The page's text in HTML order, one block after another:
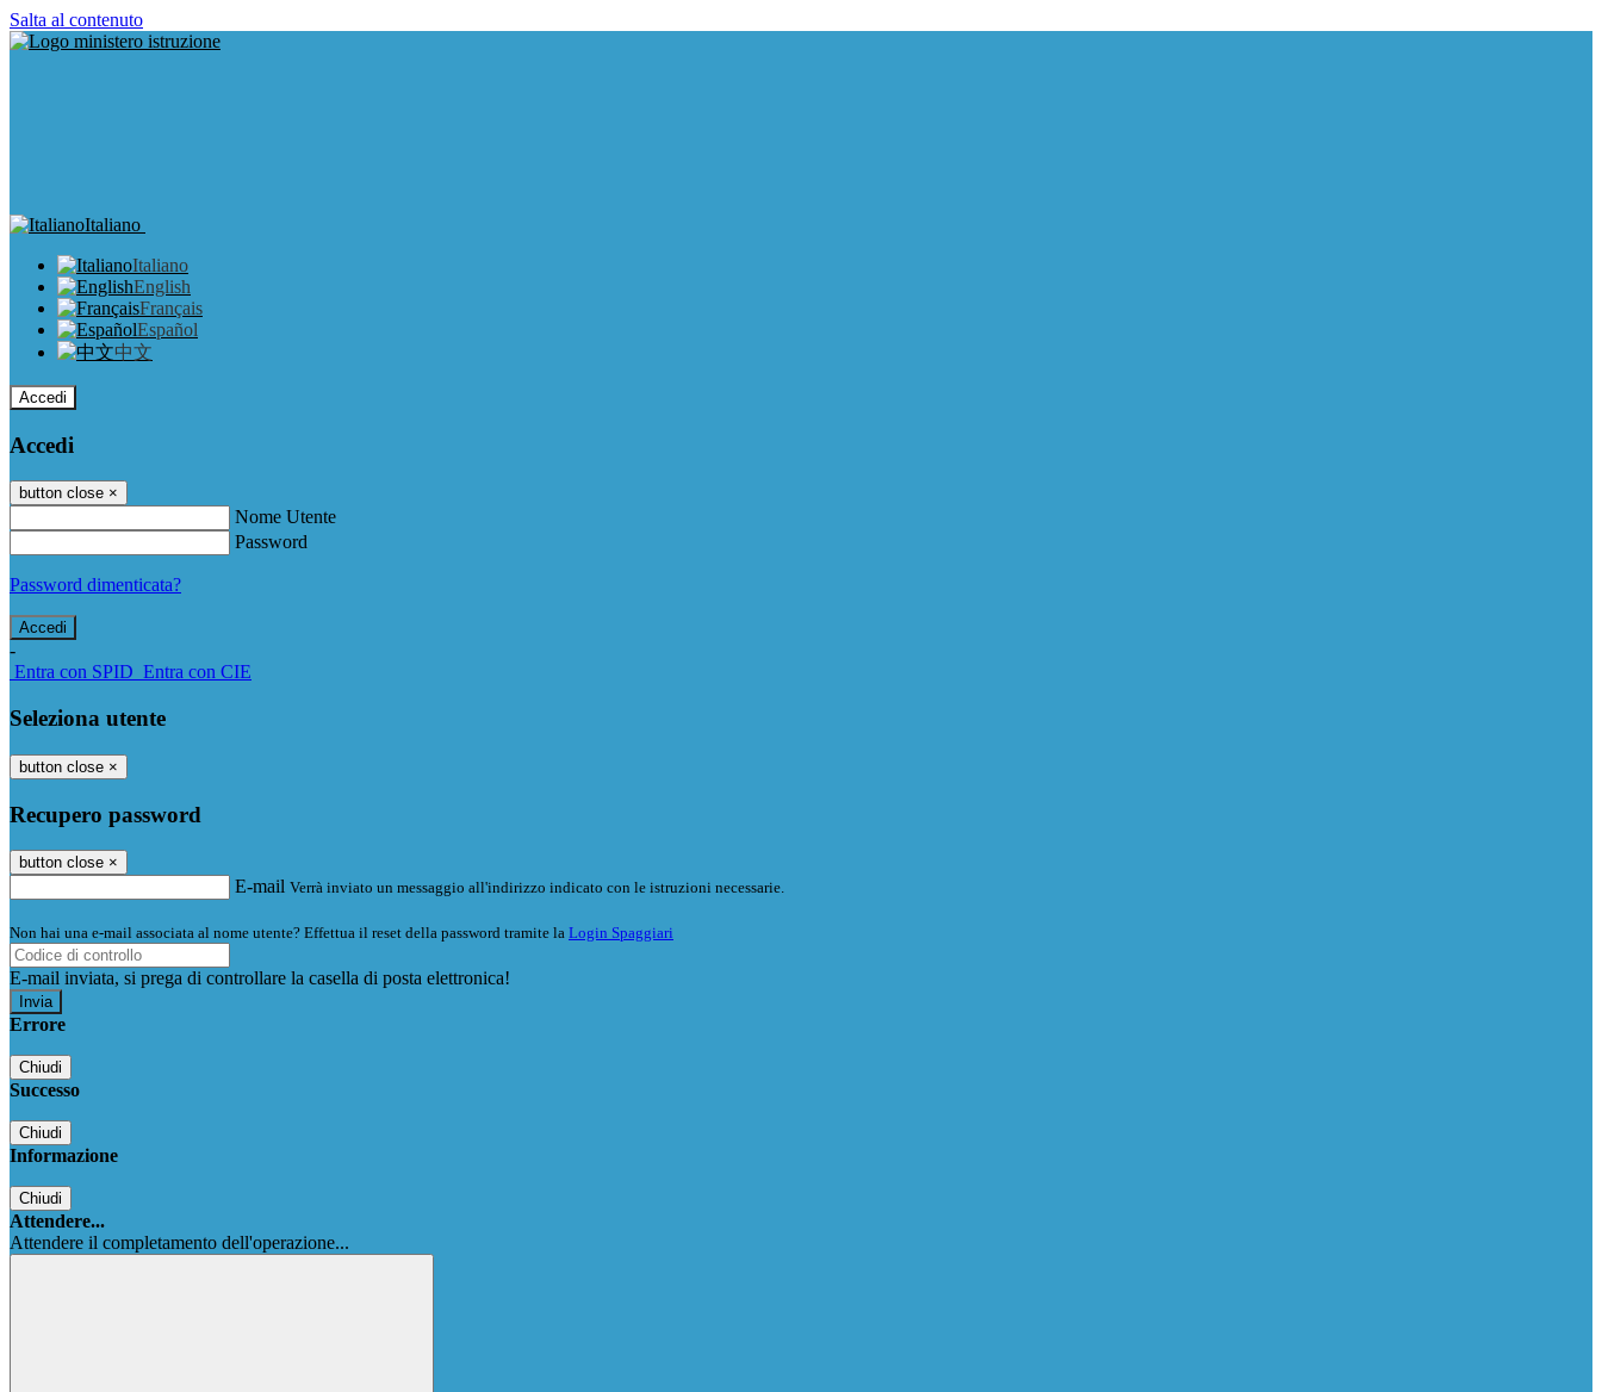
Salta al contenuto
Italiano
Italiano
English
Français
Español
中文
Accedi
Accedi
button close ×
Nome Utente
Password
Password dimenticata?
-
Entra con SPID Entra con CIE
Seleziona utente
button close ×
Recupero password
button close ×
E-mail Verrà inviato un messaggio all'indirizzo indicato con le istruzioni necessarie.
Non hai una e-mail associata al nome utente? Effettua il reset della password tramite la Login Spaggiari
E-mail inviata, si prega di controllare la casella di posta elettronica!
Errore
Chiudi
Successo
Chiudi
Informazione
Chiudi
Attendere...
Attendere il completamento dell'operazione...